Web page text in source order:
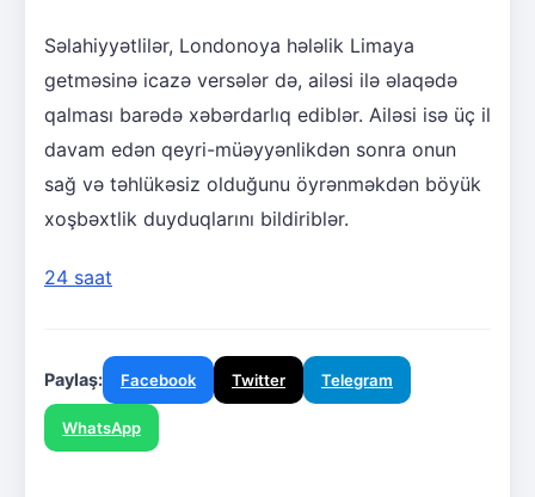
Səlahiyyətlilər, Londonoya hələlik Limaya
getməsinə icazə versələr də, ailəsi ilə əlaqədə
qalması barədə xəbərdarlıq ediblər. Ailəsi isə üç il
davam edən qeyri-müəyyənlikdən sonra onun
sağ və təhlükəsiz olduğunu öyrənməkdən böyük
xoşbəxtlik duyduqlarını bildiriblər.
24 saat
Paylaş: Facebook Twitter Telegram
WhatsApp